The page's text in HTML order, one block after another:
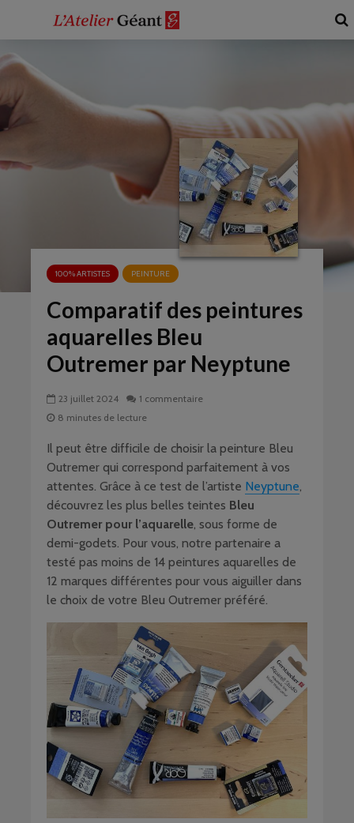
100% ARTISTES PEINTURE
Comparatif des peintures
aquarelles Bleu
Outremer par Neyptune
23 juillet 2024
1 commentaire
8 minutes de lecture
Il peut être difficile de choisir la peinture Bleu
Outremer qui correspond parfaitement à vos
attentes. Grâce à ce test de l’artiste Neyptune,
découvrez les plus belles teintes Bleu
Outremer pour l’aquarelle, sous forme de
demi-godets. Pour vous, notre partenaire a
testé pas moins de 14 peintures aquarelles de
12 marques différentes pour vous aiguiller dans
le choix de votre Bleu Outremer préféré.